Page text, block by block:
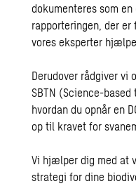
København
dokumenteres som
rapporteringen, der
vores eksperter
Derudover rådgiver vi
SBTN (Science-
hvordan du opnår en
op til kravet for
Vi hjælper dig med at
strategi for dine